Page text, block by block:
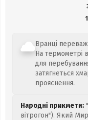
Вранці
На термометрі
для
затягнеться
прояснення.
Народні прикмети:
вітрогон"). Який